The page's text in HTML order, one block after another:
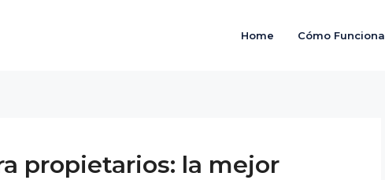
Home Cómo Funciona
propietarios: la mejor